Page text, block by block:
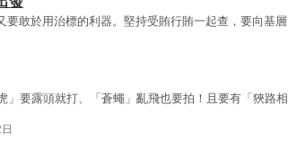
要敢於用治標的利器。堅持受賄行賄一起查，要向基層
」要露頭就打、「蒼蠅」亂飛也要拍！且要有「狹路相